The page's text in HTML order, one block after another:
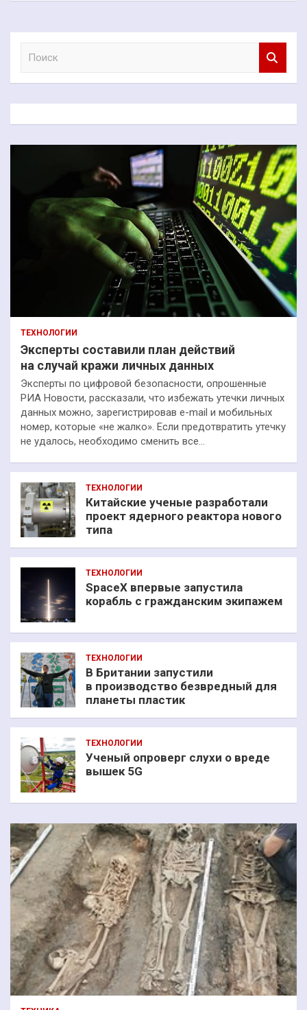
к
ТЕХНОЛОГИИ
Эксперты составили план действий
на случай кражи личных данных
Эксперты по цифровой безопасности, опрошенные
РИА Новости, рассказали, что избежать утечки личных
данных можно, зарегистрировав e-mail и мобильных
номер, которые «не жалко». Если предотвратить утечку
не удалось, необходимо сменить все…
ТЕХНОЛОГИИ
Китайские ученые разработали
проект ядерного реактора нового
типа
ТЕХНОЛОГИИ
SpaceX впервые запустила
корабль с гражданским экипажем
ТЕХНОЛОГИИ
В Британии запустили
в производство безвредный для
планеты пластик
ТЕХНОЛОГИИ
Ученый опроверг слухи о вреде
вышек 5G